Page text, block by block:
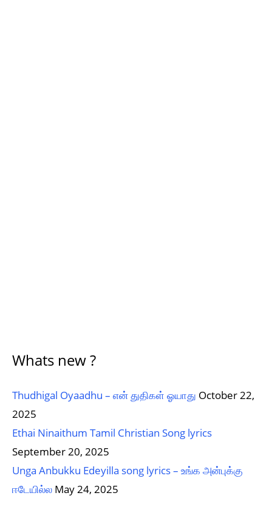
Whats new ?
Thudhigal Oyaadhu – என் துதிகள் ஓயாது October 22,
2025
Ethai Ninaithum Tamil Christian Song lyrics
September 20, 2025
Unga Anbukku Edeyilla song lyrics – உங்க அன்புக்கு
ஈடேயில்ல May 24, 2025